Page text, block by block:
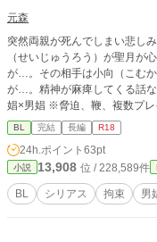
元森
突然両親が死んでしまい悲し
（せいじゅうろう）が聖月が
が…。その相手は小向（こむ
が…。精神が麻痺してくる話なので
娼×男娼 ※脅迫、鞭、複数プレイ、ＳＭ、無理矢理、鬼畜要素が多数含まれま
す。受けが可哀そうな目にあ
向。題名に『＊』がある話は
す。
BL 完結 長編 R18
24h.ポイント 63pt
小説 13,908 位 / 228,589件
BL シリアス 拘束 男